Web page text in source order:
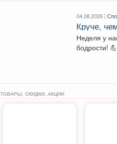
04.08.2026 |
Круче,
Неделя у
бодрости!
ТОВАРЫ, СКИДКИ, АКЦИИ